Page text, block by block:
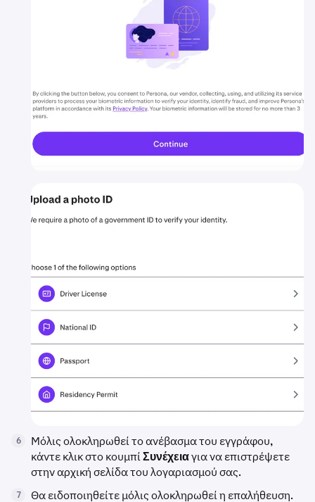
6
Μόλις ολοκληρωθεί το ανέβασμα του εγγράφου,
κάντε κλικ στο κουμπίΣυνέχειαγια να επιστρέψετε
στην αρχική σελίδα του λογαριασμού σας.
7 Θα ειδοποιηθείτε μόλις ολοκληρωθεί η επαλήθευση.